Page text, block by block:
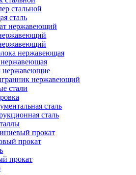
стальной
сталь
нержавеющий
нержавеющая
нержавеющие
нержавеющий
стали
сталь
сталь
прокат
прокат
прокат